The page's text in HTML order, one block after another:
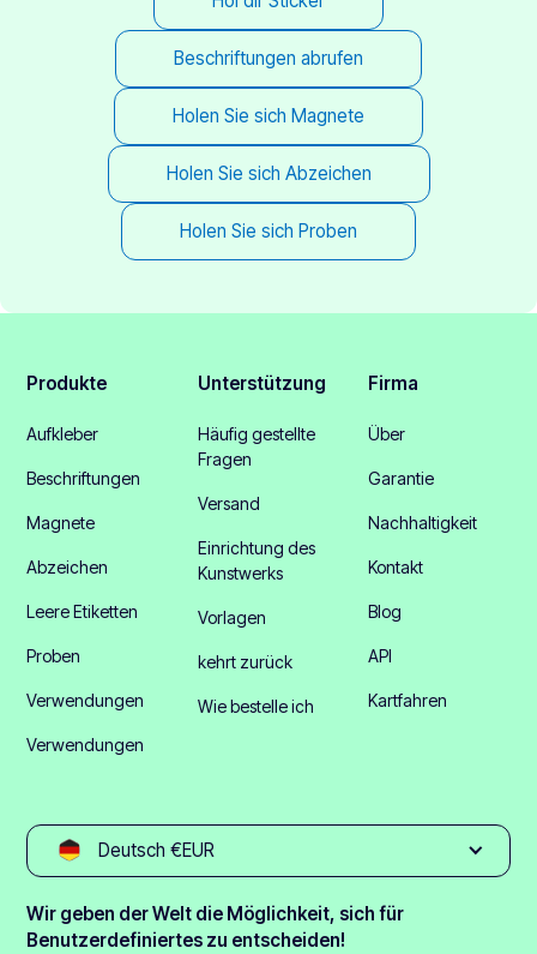
Beschriftungen abrufen
Holen Sie sich Magnete
Holen Sie sich Abzeichen
Holen Sie sich Proben
Produkte
Aufkleber
Beschriftungen
Magnete
Abzeichen
Leere Etiketten
Proben
Verwendungen
Verwendungen
Unterstützung
Häufig gestellte
Fragen
Versand
Einrichtung des
Kunstwerks
Vorlagen
kehrt zurück
Wie bestelle ich
Firma
Über
Garantie
Nachhaltigkeit
Kontakt
Blog
API
Kartfahren
Deutsch €EUR
Wir geben der Welt die Möglichkeit, sich für
Benutzerdefiniertes zu entscheiden!